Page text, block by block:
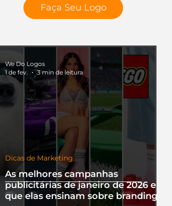
Faça Seu Logo
As melhores campanhas
publicitárias de janeiro de 2026 e o
que elas ensinam sobre branding
Dicas de Marketing
We Do Logos
1 de fev.
3 min de leitura